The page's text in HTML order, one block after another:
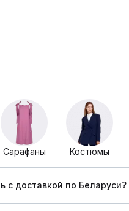
Сарафаны Костюмы
c доставкой по Беларуси?